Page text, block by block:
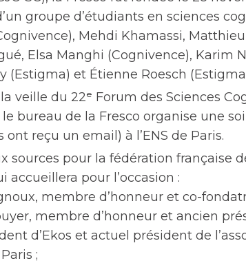
groupe d’étudiants en sciences
Mehdi Khamassi,
Elsa Manghi (Cognivence), Karim
(Estigma) et Étienne Roesch
la veille du 22ᵉ Forum des Sciences
bureau de la Fresco organise une
ont reçu un email) à l’ENS de Paris.
sources pour la fédération française
accueillera pour l’occasion :
membre d’honneur et co-
membre d’honneur et ancien
d’Ekos et actuel président de
;